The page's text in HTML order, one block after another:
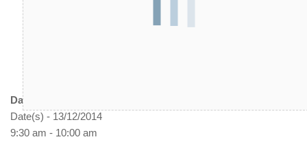
Date/Time
Date(s) - 13/12/2014
9:30 am - 10:00 am